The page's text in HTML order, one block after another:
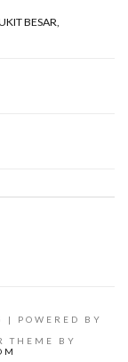
BESAR,
| POWERED BY
THEME BY